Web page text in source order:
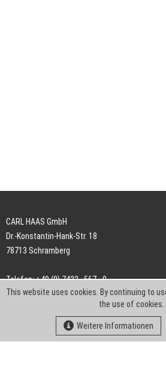
CARL HAAS GmbH
Dr.-Konstantin-Hank-Str. 18
78713 Schramberg
Telefon: +49 (0) 7422 . 567 - 0
Telefax: +49 (0) 7422 . 567 - 239
info-ch@kern-liebers.com
This website uses cookies. By continuing to
the use of cookies.
Weitere Informationen